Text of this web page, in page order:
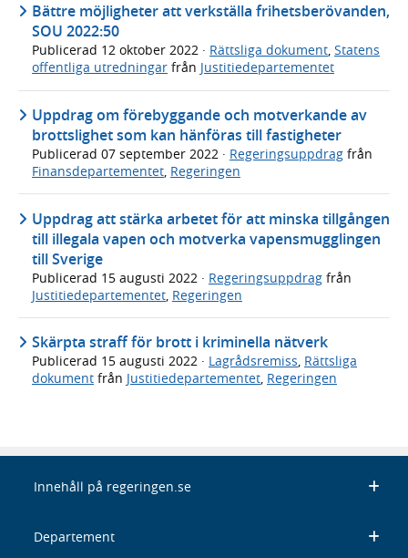
Bättre möjligheter att verkställa frihetsberövanden,
SOU 2022:50
Publicerad 12 oktober 2022 · Rättsliga dokument, Statens
offentliga utredningar från Justitiedepartementet
Uppdrag om förebyggande och motverkande av
brottslighet som kan hänföras till fastigheter
Publicerad 07 september 2022 · Regeringsuppdrag från
Finansdepartementet, Regeringen
Uppdrag att stärka arbetet för att minska tillgången
till illegala vapen och motverka vapensmugglingen
till Sverige
Publicerad 15 augusti 2022 · Regeringsuppdrag från
Justitiedepartementet Regeringen
Skärpta straff för brott i kriminella nätverk
Publicerad 15 augusti 2022 · Lagrådsremiss, Rättsliga
dokument från Justitiedepartementet, Regeringen
Innehåll på regeringen.se
Departement